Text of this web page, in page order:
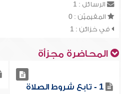
الرسائل : 1
المقيميّن : 0
في خزائن : 1
المحاضرة مجزأة
1 - تابع شروط الصلاة